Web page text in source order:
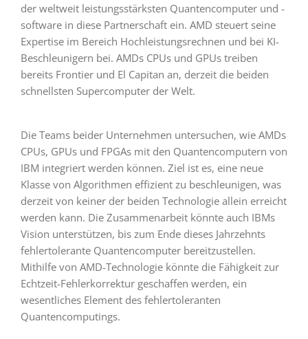
der weltweit leistungsstärksten Quantencomputer und -
software in diese Partnerschaft ein. AMD steuert seine
Expertise im Bereich Hochleistungsrechnen und bei KI-
Beschleunigern bei. AMDs CPUs und GPUs treiben
bereits Frontier und El Capitan an, derzeit die beiden
schnellsten Supercomputer der Welt.
Die Teams beider Unternehmen untersuchen, wie AMDs
CPUs, GPUs und FPGAs mit den Quantencomputern von
IBM integriert werden können. Ziel ist es, eine neue
Klasse von Algorithmen effizient zu beschleunigen, was
derzeit von keiner der beiden Technologie allein erreicht
werden kann. Die Zusammenarbeit könnte auch IBMs
Vision unterstützen, bis zum Ende dieses Jahrzehnts
fehlertolerante Quantencomputer bereitzustellen.
Mithilfe von AMD-Technologie könnte die Fähigkeit zur
Echtzeit-Fehlerkorrektur geschaffen werden, ein
wesentliches Element des fehlertoleranten
Quantencomputings.